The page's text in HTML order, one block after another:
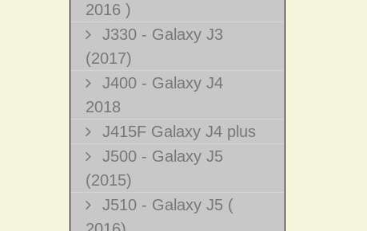
2016 )
J330 - Galaxy J3
(2017)
J400 - Galaxy J4
2018
J415F Galaxy J4 plus
J500 - Galaxy J5
(2015)
J510 - Galaxy J5 (